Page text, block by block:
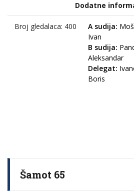
Dodatne
Broj gledalaca: 400 A sudija:
Ivan
B sudija:
Aleksandar
Delegat:
Boris
Šamot 65